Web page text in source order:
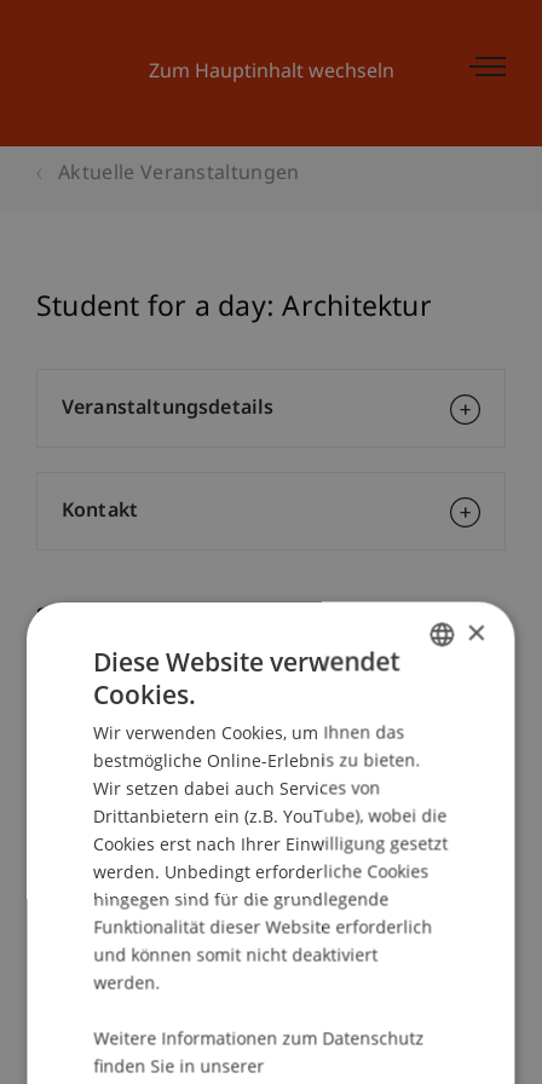
Zum Hauptinhalt wechseln
Aktuelle Veranstaltungen
Student for a day: Architektur
School/Professur:
Studienverwaltung Bachelorstudiengang
Architektur
Mit dem "Student for a day" bekommen
interessierte Jugendliche eine wertvolle
Entscheidungshilfe und einen möglichst
umfassenden Einblick in den Fachbereich und das
Architekturstudium.
Programm
Rundgang durch den Universitätscampus,
Informationsgespräche, massgeschneiderter
Architektur".
Veranstaltungsdetails
Kontakt
×
Diese Website verwendet
Cookies.
Wir verwenden Cookies, um Ihnen das
bestmögliche Online-Erlebnis zu bieten.
Wir setzen dabei auch Services von
Drittanbietern ein (z.B. YouTube), wobei die
Cookies erst nach Ihrer Einwilligung gesetzt
werden. Unbedingt erforderliche Cookies
hingegen sind für die grundlegende
Funktionalität dieser Website erforderlich
und können somit nicht deaktiviert
werden.
Weitere Informationen zum Datenschutz
finden Sie in unserer